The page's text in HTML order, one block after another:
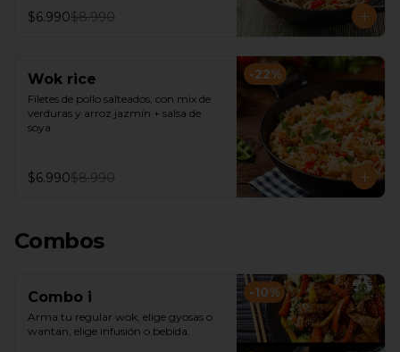
$6.990$8.990
-22%
Wok rice
Filetes de pollo salteados, con mix de
verduras y arroz jazmín + salsa de
soya.
$6.990$8.990
Combos
-10%
Combo i
Arma tu regular wok, elige gyosas o
wantan, elige infusión o bebida.